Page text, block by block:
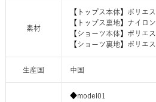
素材
【トップス本体】ポリエ
【トップス裏地】ナイロ
【ショーツ本体】ポリエ
【ショーツ裏地】ポリエ
生産国 中国
◆model01